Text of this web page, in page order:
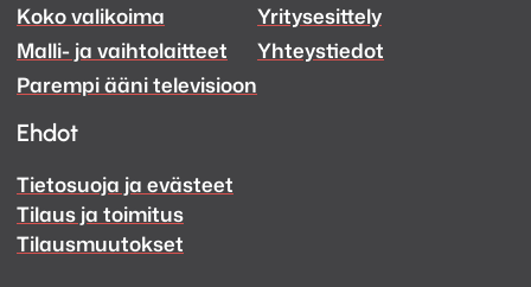
Ääni
Facebook
Ääni
Instagram
Koko valikoima
Malli- ja vaihtolaitteet
Parempi ääni televisioon
Yritysesittely
Yhteystiedot
Ehdot
Tietosuoja ja evästeet
Tilaus ja toimitus
Tilausmuutokset